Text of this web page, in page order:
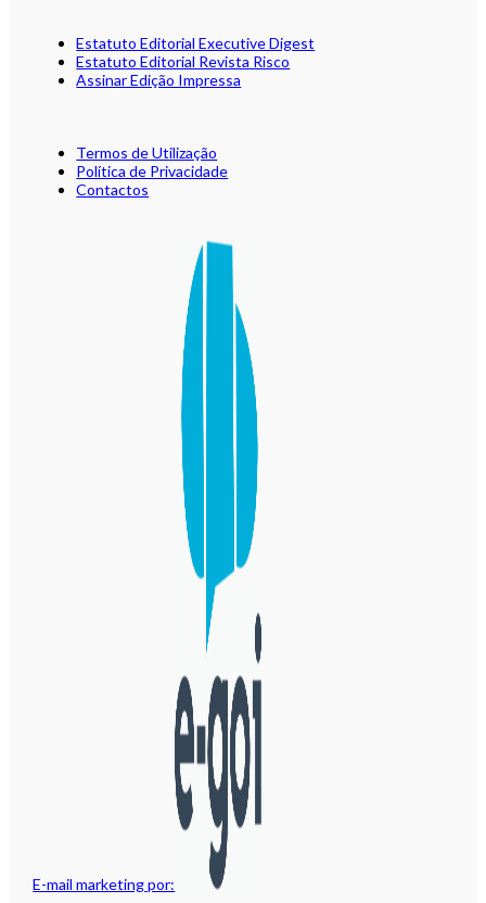
E-mail marketing por:
Estatuto Editorial Executive Digest
Estatuto Editorial Revista Risco
Assinar Edição Impressa
Termos de Utilização
Política de Privacidade
Contactos